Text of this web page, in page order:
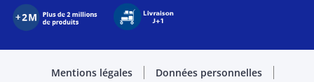
Mentions légales
Données personnelles